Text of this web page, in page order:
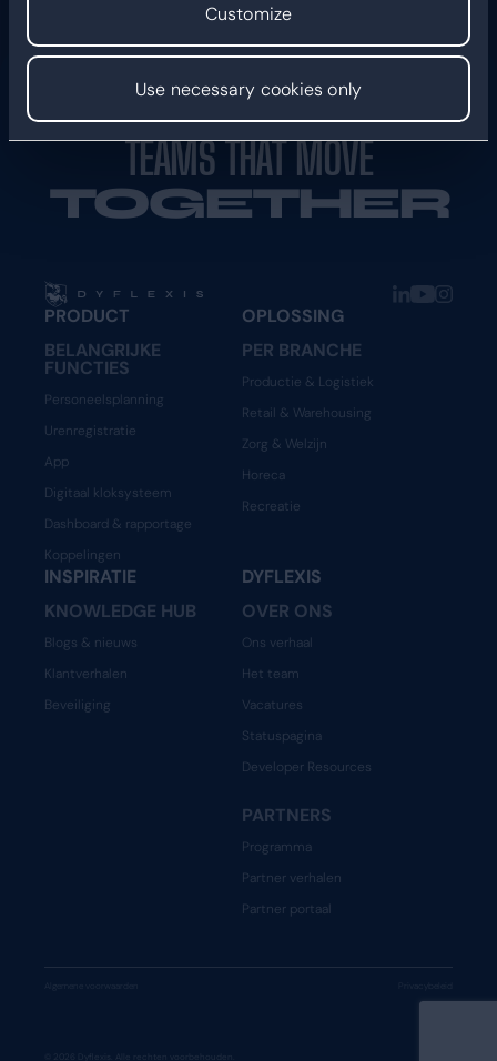
Customize
Use necessary cookies only
TEAMS THAT MOVE
TOGETHER
PRODUCT
BELANGRIJKE
FUNCTIES
Personeelsplanning
Urenregistratie
App
Digitaal kloksysteem
Dashboard & rapportage
Koppelingen
OPLOSSING
PER BRANCHE
Productie & Logistiek
Retail & Warehousing
Zorg & Welzijn
Horeca
Recreatie
INSPIRATIE
KNOWLEDGE HUB
Blogs & nieuws
Klantverhalen
Beveiliging
DYFLEXIS
OVER ONS
Ons verhaal
Het team
Vacatures
Statuspagina
Developer Resources
PARTNERS
Programma
Partner verhalen
Partner portaal
© 2026 Dyflexis. Alle rechten voorbehouden.